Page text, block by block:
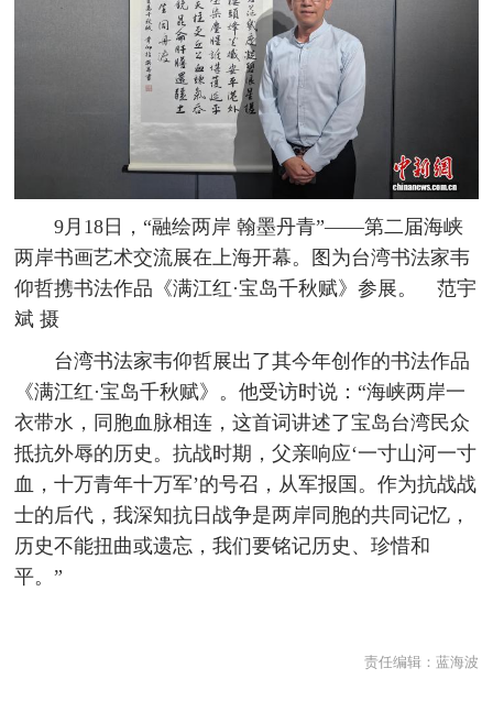
9月18日，“融绘两岸 翰墨丹青”——第二届海峡
两岸书画艺术交流展在上海开幕。图为台湾书法家韦
仰哲携书法作品《满江红·宝岛千秋赋》参展。 范宇
斌 摄
台湾书法家韦仰哲展出了其今年创作的书法作品
《满江红·宝岛千秋赋》。他受访时说：“海峡两岸一
衣带水，同胞血脉相连，这首词讲述了宝岛台湾民众
抵抗外辱的历史。抗战时期，父亲响应‘一寸山河一寸
血，十万青年十万军’的号召，从军报国。作为抗战战
士的后代，我深知抗日战争是两岸同胞的共同记忆，
历史不能扭曲或遗忘，我们要铭记历史、珍惜和
平。”
责任编辑： 蓝海波